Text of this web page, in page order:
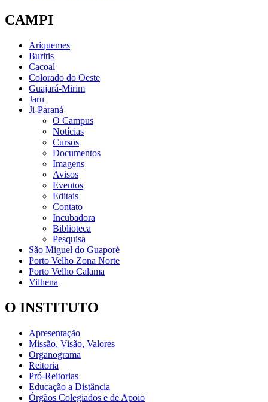
CAMPI
Ariquemes
Buritis
Cacoal
Colorado do Oeste
Guajará-Mirim
Jaru
Ji-Paraná
O Campus
Notícias
Cursos
Documentos
Imagens
Avisos
Eventos
Editais
Contato
Incubadora
Biblioteca
Pesquisa
São Miguel do Guaporé
Porto Velho Zona Norte
Porto Velho Calama
Vilhena
O INSTITUTO
Apresentação
Missão, Visão, Valores
Organograma
Reitoria
Pró-Reitorias
Educação a Distância
Órgãos Colegiados e de Apoio